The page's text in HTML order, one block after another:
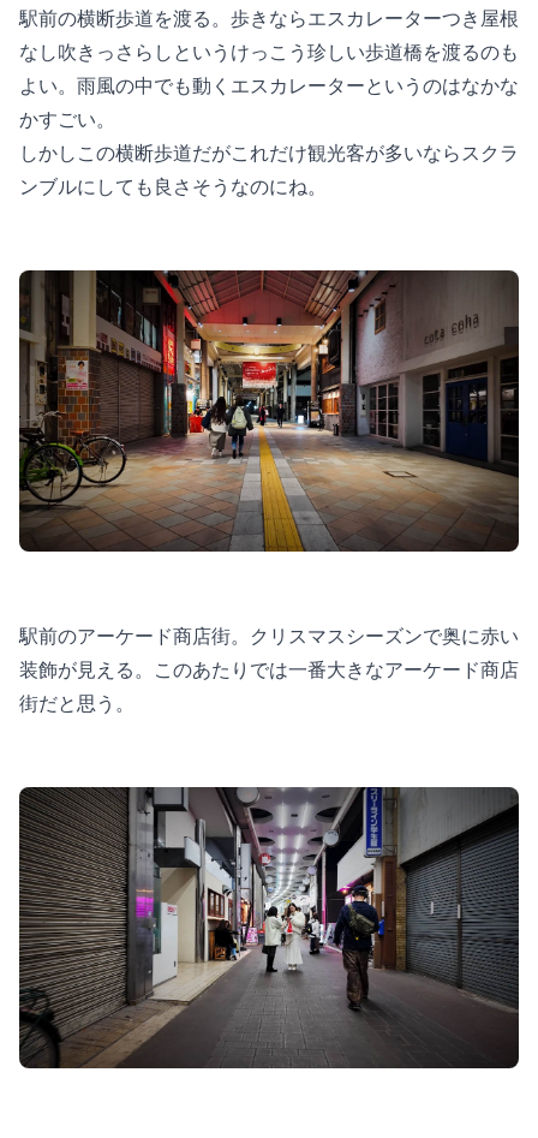
駅前の横断歩道を渡る。歩きならエスカレーターつき屋根
なし吹きっさらしというけっこう珍しい歩道橋を渡るのも
よい。雨風の中でも動くエスカレーターというのはなかな
かすごい。
しかしこの横断歩道だがこれだけ観光客が多いならスクラ
ンブルにしても良さそうなのにね。
駅前のアーケード商店街。クリスマスシーズンで奥に赤い
装飾が見える。このあたりでは一番大きなアーケード商店
街だと思う。